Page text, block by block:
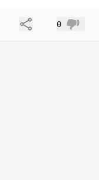
عدم إعجاب
0 مشاركة